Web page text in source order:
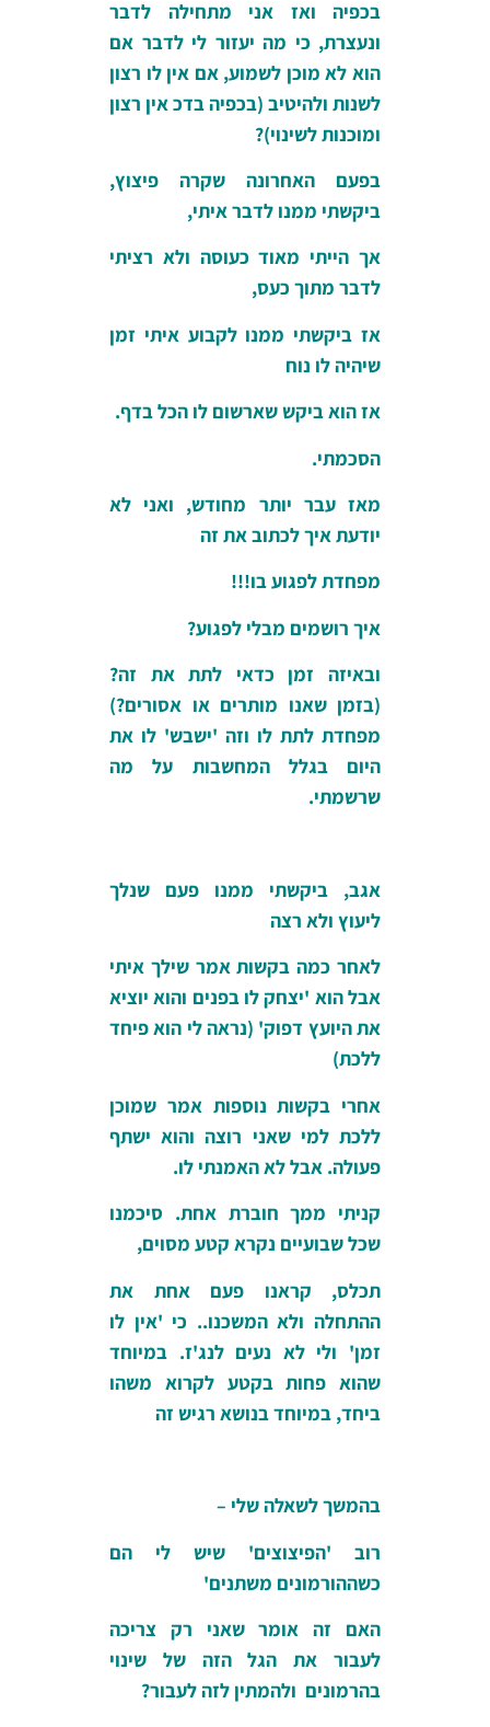
בכפיה ואז אני מתחילה לדבר
ונעצרת, כי מה יעזור לי לדבר אם
הוא לא מוכן לשמוע, אם אין לו רצון
לשנות ולהיטיב (בכפיה בדכ אין רצון
ומוכנות לשינוי)?
בפעם האחרונה שקרה פיצוץ,
ביקשתי ממנו לדבר איתי,
אך הייתי מאוד כעוסה ולא רציתי
לדבר מתוך כעס,
אז ביקשתי ממנו לקבוע איתי זמן
שיהיה לו נוח
אז הוא ביקש שארשום לו הכל בדף.
הסכמתי.
מאז עבר יותר מחודש, ואני לא
יודעת איך לכתוב את זה
מפחדת לפגוע בו!!!
איך רושמים מבלי לפגוע?
ובאיזה זמן כדאי לתת את זה?
(בזמן שאנו מותרים או אסורים?)
מפחדת לתת לו וזה 'ישבש' לו את
היום בגלל המחשבות על מה
שרשמתי.
אגב, ביקשתי ממנו פעם שנלך
ליעוץ ולא רצה
לאחר כמה בקשות אמר שילך איתי
אבל הוא 'יצחק לו בפנים והוא יוציא
את היועץ דפוק' (נראה לי הוא פיחד
ללכת)
אחרי בקשות נוספות אמר שמוכן
ללכת למי שאני רוצה והוא ישתף
פעולה. אבל לא האמנתי לו.
קניתי ממך חוברת אחת. סיכמנו
שכל שבועיים נקרא קטע מסוים,
תכלס, קראנו פעם אחת את
ההתחלה ולא המשכנו.. כי 'אין לו
זמן' ולי לא נעים לנג'ז. במיוחד
שהוא פחות בקטע לקרוא משהו
ביחד, במיוחד בנושא רגיש זה
בהמשך לשאלה שלי –
רוב 'הפיצוצים' שיש לי הם
כשההורמונים משתנים'
האם זה אומר שאני רק צריכה
לעבור את הגל הזה של שינוי
בהרמונים ולהמתין לזה לעבור?